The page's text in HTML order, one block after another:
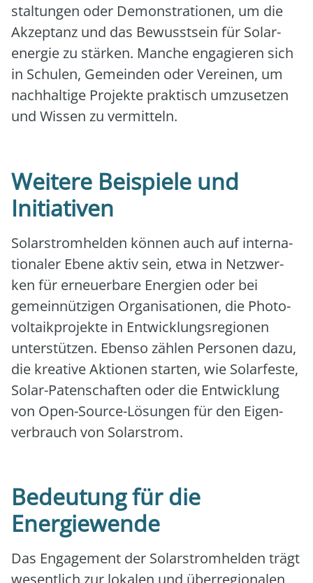
stal­tun­gen oder Demons­tra­tio­nen, um die
Akzep­tanz und das Bewusst­sein für Solar­
ener­gie zu stär­ken. Man­che enga­gie­ren sich
in Schu­len, Gemein­den oder Ver­ei­nen, um
nach­hal­ti­ge Pro­jek­te prak­tisch umzu­set­zen
und Wis­sen zu ver­mit­teln.
Weitere Beispiele und
Initiativen
Solar­strom­hel­den kön­nen auch auf inter­na­
tio­na­ler Ebe­ne aktiv sein, etwa in Netz­wer­
ken für erneu­er­ba­re Ener­gien oder bei
gemein­nüt­zi­gen Orga­ni­sa­tio­nen, die Pho­to­
vol­ta­ik­pro­jek­te in Ent­wick­lungs­re­gio­nen
unter­stüt­zen. Eben­so zäh­len Per­so­nen dazu,
die krea­ti­ve Aktio­nen star­ten, wie Solar­fes­te,
Solar-Paten­schaf­ten oder die Ent­wick­lung
von Open-Source-Lösun­gen für den Eigen­
ver­brauch von Solar­strom.
Bedeutung für die
Energiewende
Das Enga­ge­ment der Solar­strom­hel­den trägt